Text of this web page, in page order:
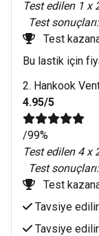
Test edilen 1 x
Test sonuçları:
Test
Bu lastik için
2. Hankook
4.95/5
/99%
Test edilen 4 x
Test sonuçları:
Test
Tavsiye
Tavsiye